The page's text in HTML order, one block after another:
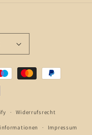
Widerrufsrecht
Impressum